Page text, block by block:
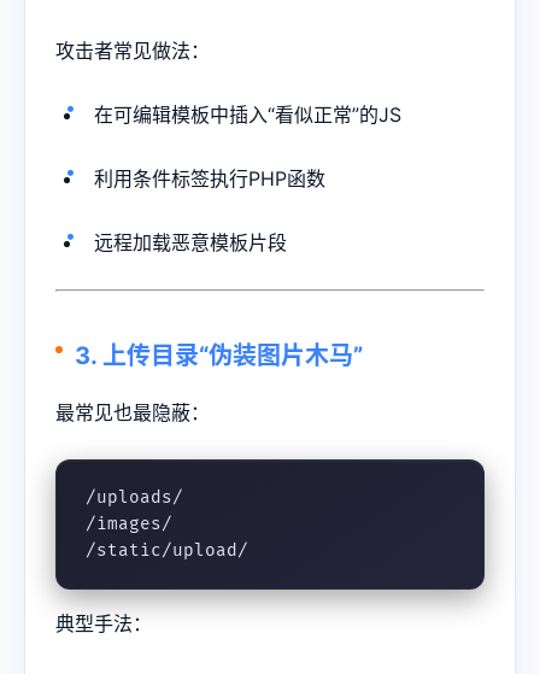
攻击者常见做法：
在可编辑模板中插入“看似正常”的JS
利用条件标签执行PHP函数
远程加载恶意模板片段
3. 上传目录“伪装图片木马”
最常见也最隐蔽：
/uploads/
/images/
/static/upload/
典型手法：